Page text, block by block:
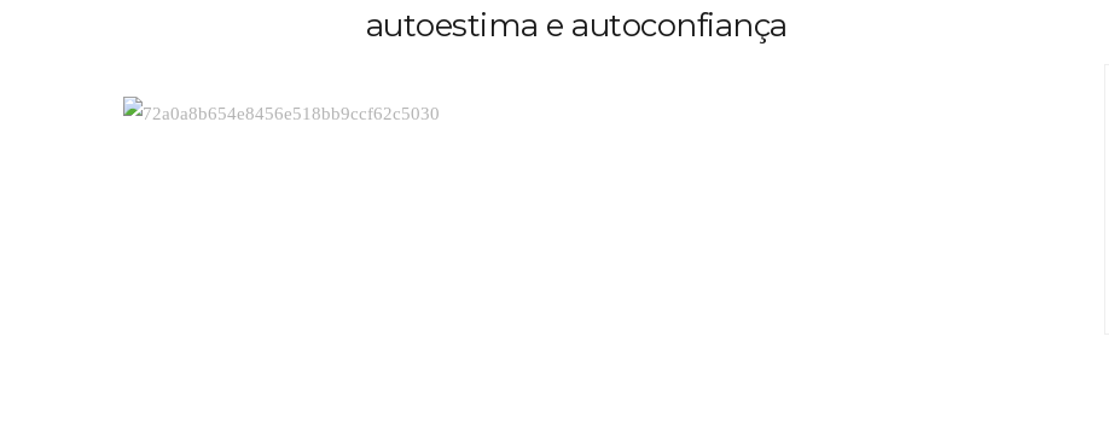
autoestima e autoconfiança